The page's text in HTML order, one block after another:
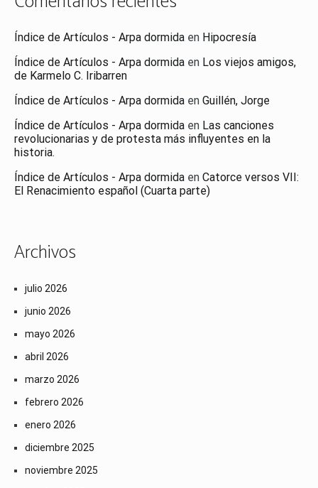
Índice de Artículos - Arpa dormida en Hipocresía
Índice de Artículos - Arpa dormida en Los viejos amigos,
de Karmelo C. Iribarren
Índice de Artículos - Arpa dormida en Guillén, Jorge
Índice de Artículos - Arpa dormida en Las canciones
revolucionarias y de protesta más influyentes en la
historia.
Índice de Artículos - Arpa dormida en Catorce versos VII:
El Renacimiento español (Cuarta parte)
Archivos
julio 2026
junio 2026
mayo 2026
abril 2026
marzo 2026
febrero 2026
enero 2026
diciembre 2025
noviembre 2025